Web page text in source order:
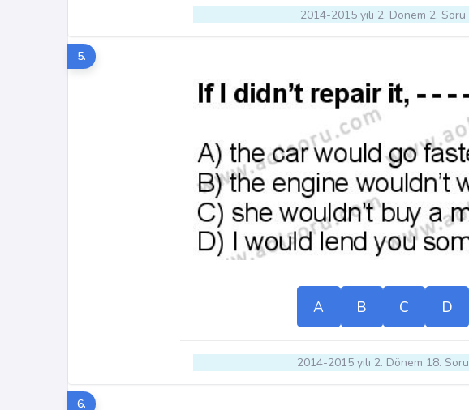
2014-2015 yılı 2. Dönem 2. Soru
5.
A B C D
2014-2015 yılı 2. Dönem 18. Soru
6.